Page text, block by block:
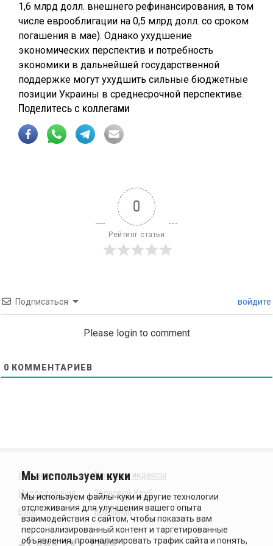
1,6 млрд долл. внешнего рефинансирования, в том
числе еврооблигации на 0,5 млрд долл. со сроком
погашения в мае). Однако ухудшение
экономических перспектив и потребность
экономики в дальнейшей государственной
поддержке могут ухудшить сильные бюджетные
позиции Украины в среднесрочной перспективе.
Поделитесь с коллегами
0
Рейтинг статьи
Подписаться войдите
Please login to comment
0 КОММЕНТАРИЕВ
Издания
Исследования
Блог
Ценовые индексы
Зерновой Клуб
Компания